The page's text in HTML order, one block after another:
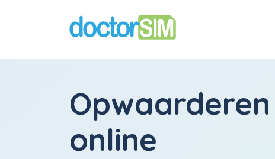
Opwaarderen
online